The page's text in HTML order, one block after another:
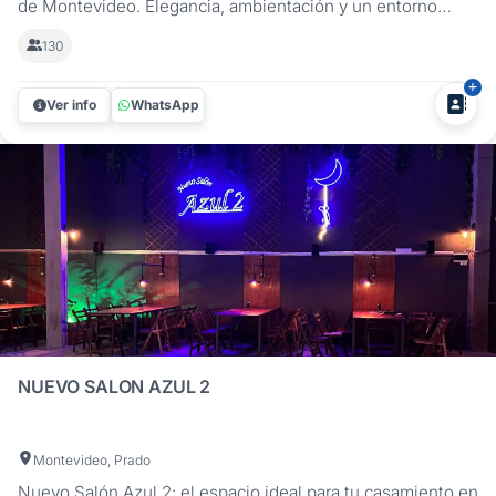
de Montevideo. Elegancia, ambientación y un entorno
civil o celebrar una recepción íntima con familia y amigos.
Su...
130
Ver info WhatsApp
NUEVO SALON AZUL 2
Montevideo, Prado
Nuevo Salón Azul 2: el espacio ideal para tu casamiento en